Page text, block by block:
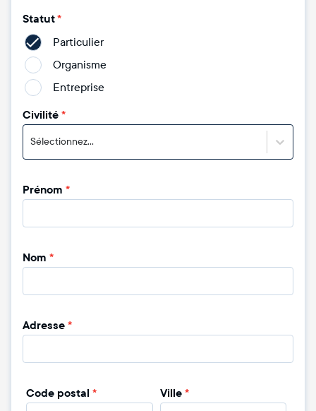
Statut*
Particulier
Organisme
Entreprise
Civilité*
Sélectionnez...
Prénom *
Nom *
Adresse*
Code postal * Ville *